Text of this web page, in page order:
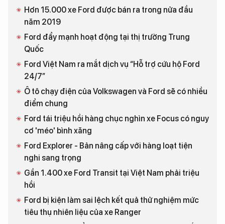
Hơn 15.000 xe Ford được bán ra trong nửa đầu
năm 2019
Ford đẩy mạnh hoạt động tại thị trường Trung
Quốc
Ford Việt Nam ra mắt dịch vụ “Hỗ trợ cứu hộ Ford
24/7”
Ô tô chạy điện của Volkswagen và Ford sẽ có nhiều
điểm chung
Ford tái triệu hồi hàng chục nghìn xe Focus có nguy
cơ 'méo' bình xăng
Ford Explorer - Bản nâng cấp với hàng loạt tiện
nghi sang trọng
Gần 1.400 xe Ford Transit tại Việt Nam phải triệu
hồi
Ford bị kiện làm sai lệch kết quả thử nghiệm mức
tiêu thụ nhiên liệu của xe Ranger